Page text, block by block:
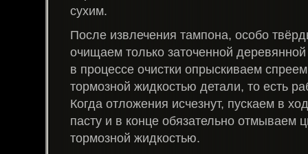
сухим.
После извлечения тампона, особо
очищаем только заточенной
в процессе очистки опрыскиваем
тормозной жидкостью детали, то есть
Когда отложения исчезнут, пускаем в
пасту и в конце обязательно отмываем
тормозной жидкостью.